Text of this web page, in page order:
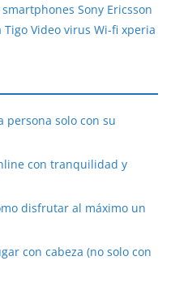
smartphones Sony Ericsson
Tigo Video virus Wi-fi xperia
persona solo con su
con tranquilidad y
disfrutar al máximo un
con cabeza (no solo con